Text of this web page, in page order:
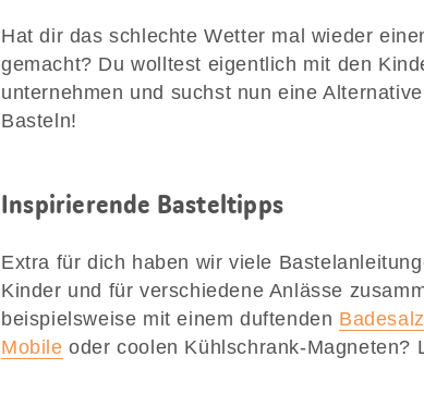
Hat dir das schlechte Wetter mal wieder
gemacht? Du wolltest eigentlich mit den
unternehmen und suchst nun eine
Basteln!
Inspirierende Basteltipps
Extra für dich haben wir viele
Kinder und für verschiedene Anlässe
beispielsweise mit einem duftenden Badesalz
Mobile oder coolen Kühlschrank-Magneten?